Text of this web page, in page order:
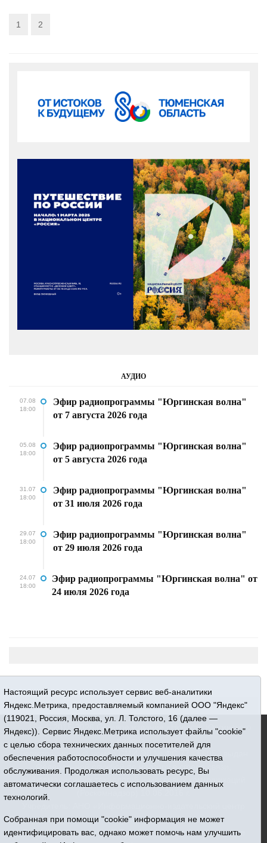
1 2
АУДИО
07.08
18:00
Эфир радиопрограммы "Юргинская волна"
от 7 августа 2026 года
05.08
18:00
Эфир радиопрограммы "Юргинская волна"
от 5 августа 2026 года
31.07
18:00
Эфир радиопрограммы "Юргинская волна"
от 31 июля 2026 года
29.07
18:00
Эфир радиопрограммы "Юргинская волна"
от 29 июля 2026 года
24.07
18:00
Эфир радиопрограммы "Юргинская волна" от
24 июля 2026 года
16+ © 2015-2026 Сетевое издание «Новости Юргинского
Регистрационный номер СМИ ЭЛ № ФС 77 - 66052 выдан
Федеральной службой по надзору в сфере связи,
«Призыв»
Все права защищены © При использовании материалов
Настоящий ресурс использует сервис веб-аналитики
Яндекс.Метрика, предоставляемый компанией ООО "Яндекс"
(119021, Россия, Москва, ул. Л. Толстого, 16 (далее —
Яндекс)). Сервис Яндекс.Метрика использует файлы "cookie"
с целью сбора технических данных посетителей для
обеспечения работоспособности и улучшения качества
обслуживания. Продолжая использовать ресурс, Вы
автоматически соглашаетесь с использованием данных
технологий.
Собранная при помощи "cookie" информация не может
идентифицировать вас, однако может помочь нам улучшить